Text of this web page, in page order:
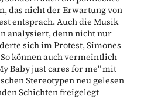
das nicht der Erwartung von
entsprach. Auch die Musik
analysiert, denn nicht nur
sich im Protest, Simones
So können auch vermeintlich
Baby just cares for me" mit
Stereotypen neu gelesen
Schichten freigelegt